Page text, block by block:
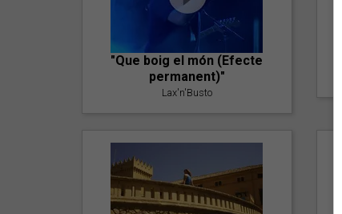
"Que boig el món (Efecte
permanent)"
Lax'n'Busto